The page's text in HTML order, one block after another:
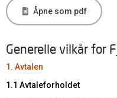
Åpne som pdf
Generelle vilkår for
1. Avtalen
1.1 Avtaleforholdet